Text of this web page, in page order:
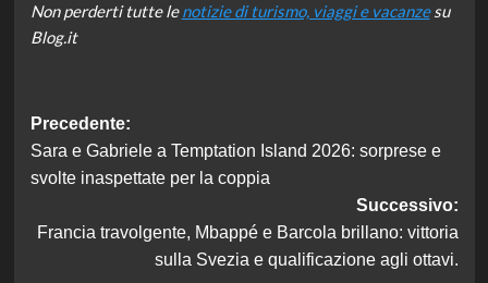
Non perderti tutte lenotizie di turismo, viaggi e vacanzesu
Blog.it
Navigazione
articolo
Precedente:
Sara e Gabriele a Temptation Island 2026: sorprese e
svolte inaspettate per la coppia
Successivo:
Francia travolgente, Mbappé e Barcola brillano: vittoria
sulla Svezia e qualificazione agli ottavi.